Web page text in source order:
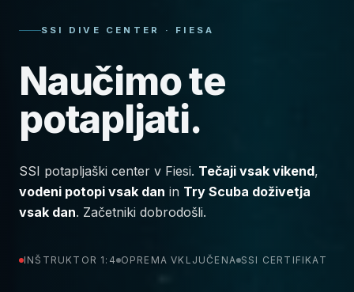
SSI DIVE CENTER · FIESA
Naučimo te
potapljati.
SSI potapljaški center v Fiesi. Tečaji vsak vikend,
vodeni potopi vsak dan in Try Scuba doživetja
vsak dan. Začetniki dobrodošli.
INŠTRUKTOR 1:4 OPREMA VKLJUČENA SSI CERTIFIKAT